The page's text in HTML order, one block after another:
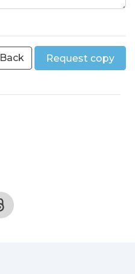
Back Request copy